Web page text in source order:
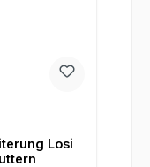
Losi